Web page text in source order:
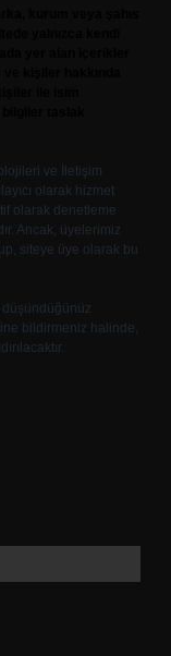
ve İletişim
olarak hizmet
olarak denetleme
Ancak, üyelerimiz
siteye üye olarak bu
düşündüğünüz
bildirmeniz halinde,